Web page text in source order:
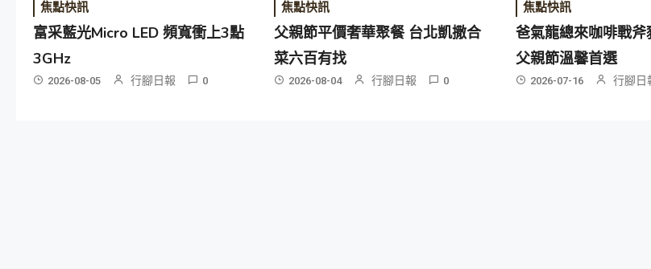
焦點快訊
富采藍光Micro LED 頻寬衝上3點
3GHz
2026-08-05 行腳日報 0
焦點快訊
父親節平價奢華聚餐 台北凱撒合
菜六百有找
2026-08-04 行腳日報 0
焦點快訊
爸氣龍總來咖啡戰
父親節溫馨首選
2026-07-16 行腳日